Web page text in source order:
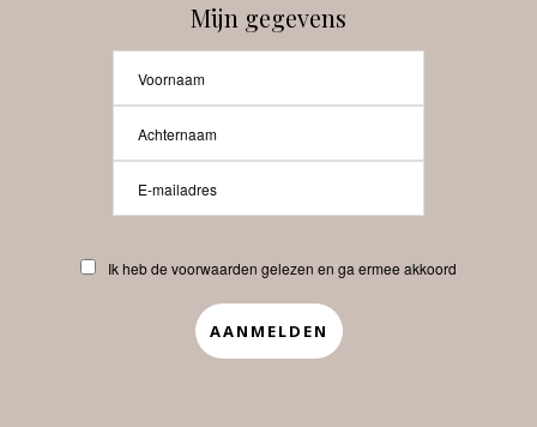
Mijn gegevens
Ik heb de voorwaarden gelezen en ga ermee akkoord